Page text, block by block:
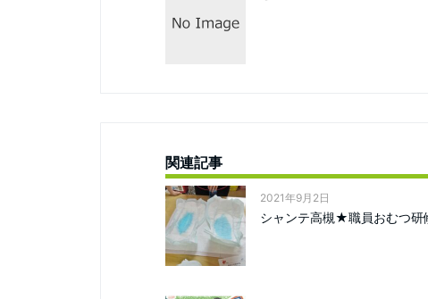
関連記事
2021年9月2日
シャンテ高槻★職員おむつ研